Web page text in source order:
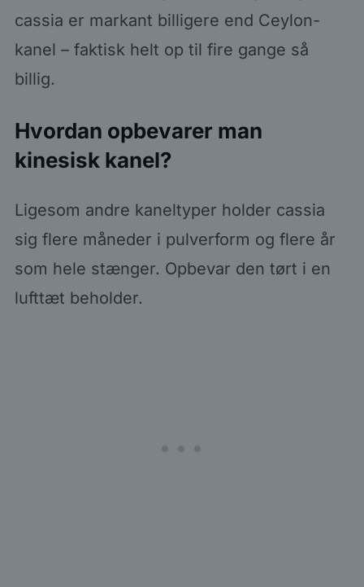
cassia er markant billigere end Ceylon-
kanel – faktisk helt op til fire gange så
billig.
Hvordan opbevarer man
kinesisk kanel?
Ligesom andre kaneltyper holder cassia
sig flere måneder i pulverform og flere år
som hele stænger. Opbevar den tørt i en
lufttæt beholder.